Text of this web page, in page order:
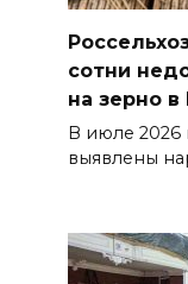
сотни
на зерно в
В июле 2026
выявлены